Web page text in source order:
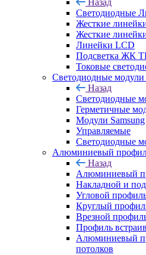
Назад
Светодиодные
Жесткие
Жесткие
Линейки LCD
Подсветка ЖК
Токовые
Светодиодные модули
Назад
Светодиодные
Герметичные
Модули Samsung
Управляемые
Светодиодные
Алюминиевый
Назад
Алюминиевый
Накладной и
Угловой
Круглый
Врезной
Профиль
Алюминиевый
потолков